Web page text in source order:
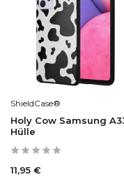
ShieldCase®
Holy Cow Samsung
Hülle
11,95 €